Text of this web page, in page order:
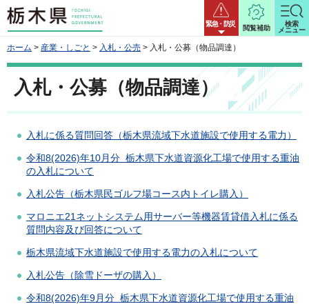
栃木県 緊急・防災
閲覧補助
検索
メニュー
ホーム > 産業・しごと > 入札・公売 > 入札・公募（物品調達）
入札・公募（物品調達）
入札に係る質問回答（栃木県流域下水道施設で使用する電力）
令和8(2026)年10月分 栃木県下水道資源化工場で使用する重油
の入札について
入札公告（栃木県民ゴルフ場コース内トイレ購入）
マロニエ21ネットシステム用サーバー等機器賃貸借入札に係る
質問内容及び回答について
栃木県流域下水道施設で使用する電力の入札について
入札公告（除雪ドーザの購入）
令和8(2026)年9月分 栃木県下水道資源化工場で使用する重油